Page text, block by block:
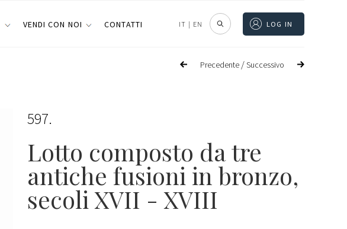
VENDI CON NOI CONTATTI IT | EN LOG IN
Precedente /Successivo
597
Lotto composto da tre
antiche fusioni in bronzo,
secoli XVII - XVIII